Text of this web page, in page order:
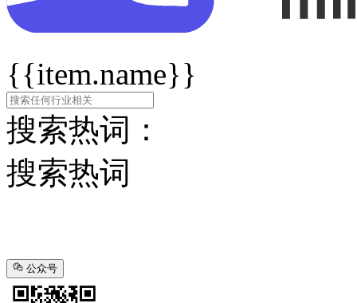
{{item.name}}
搜索热词：
搜索热词
公众号